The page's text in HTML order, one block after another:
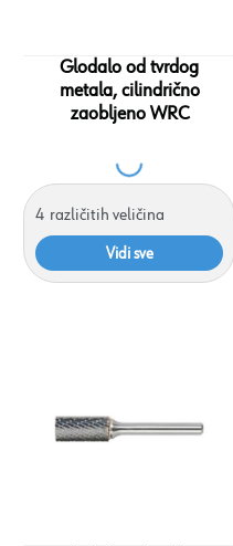
Glodalo od tvrdog
metala, cilindrično
zaobljeno WRC
4 različitih veličina
Vidi sve